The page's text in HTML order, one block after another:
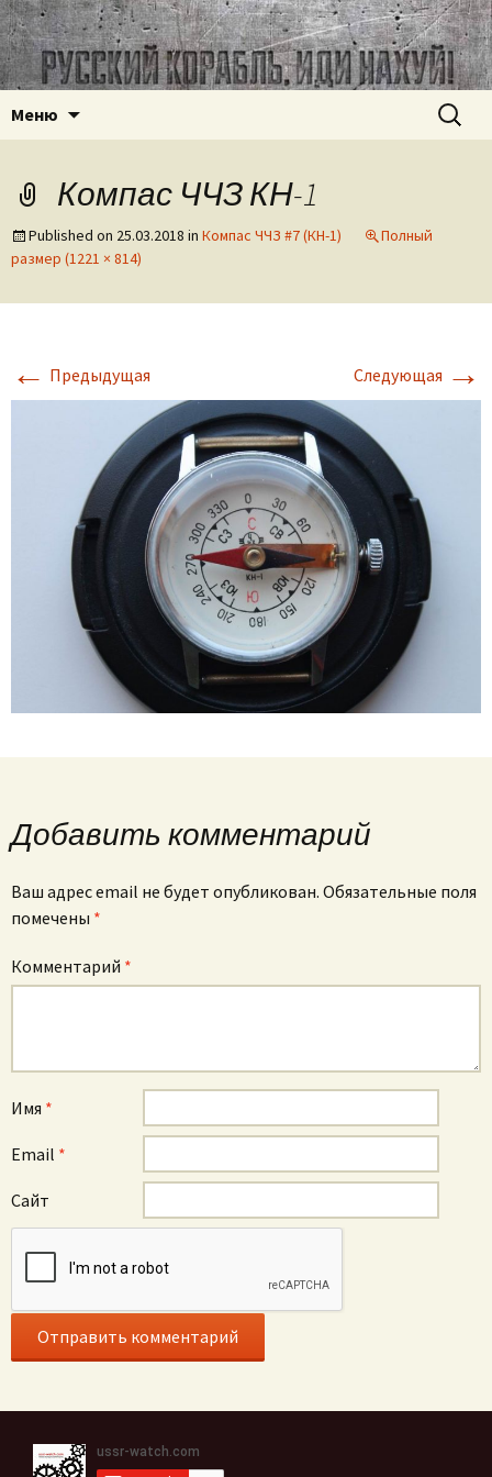
ussr-watch.com
Часовое наследие СССР
Меню Найти:
Компас ЧЧЗ КН-1
Published on 25.03.2018 in Компас ЧЧЗ #7 (КН-1)
Полный
размер (1221 × 814)
← Предыдущая Следующая →
Добавить комментарий
Ваш адрес email не будет опубликован. Обязательные поля
помечены *
Комментарий *
Имя *
Email *
Сайт